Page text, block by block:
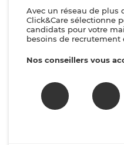
Avec un réseau de plus
Click&Care sélectionne
candidats pour votre
besoins de recrutement
Nos conseillers vous